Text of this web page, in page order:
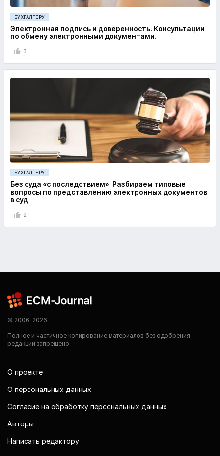
БУХГАЛТЕРУ
Электронная подпись и доверенность. Консультации
по обмену электронными документами.
3
БУХГАЛТЕРУ
Без суда «с последствием». Разбираем типовые
вопросы по представлению электронных документов
в суд
2
© 2006-2026
Полное и частичное копирование материалов без одобрения
редакции запрещено.
О проекте
О персональных данных
Согласие на обработку персональных данных
Авторы
Написать редактору